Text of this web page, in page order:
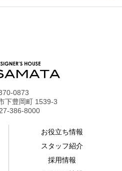
0873
下豊岡町 1539-3
386-8000
お役立ち情報
スタッフ紹介
採用情報